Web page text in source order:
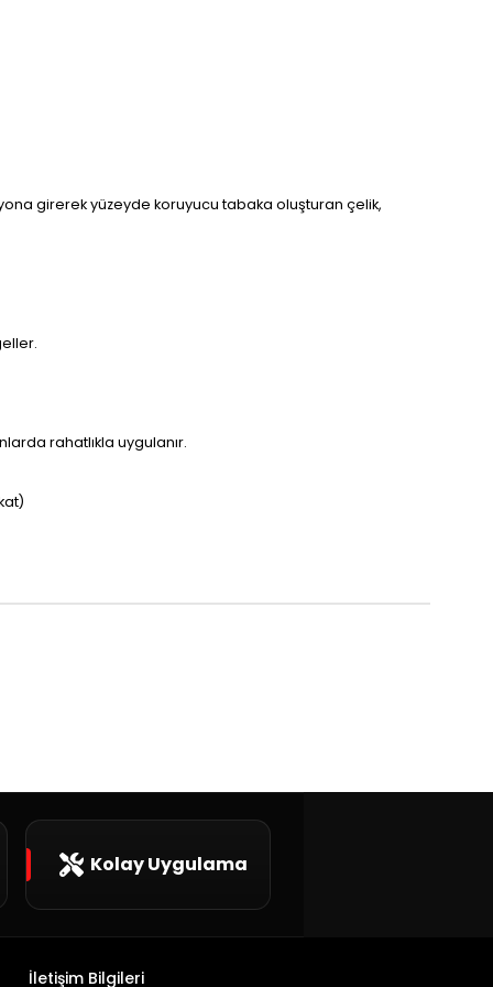
girerek yüzeyde koruyucu tabaka oluşturan çelik,
rahatlıkla uygulanır.
Kolay Uygulama
İletişim Bilgileri